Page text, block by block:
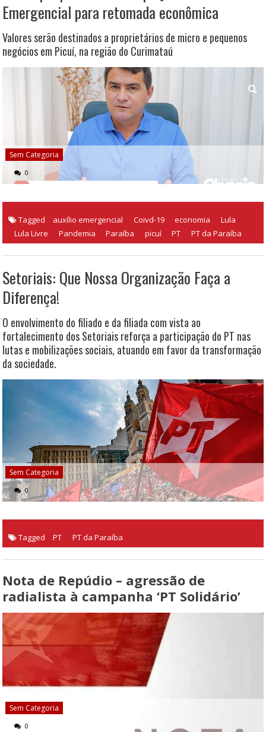
Emergencial para retomada econômica
Valores serão destinados a proprietários de micro e pequenos
negócios em Picuí, na região do Curimataú
Sem Categoria
0
Tagged auxílio emergencial Coivd-19 economia
Lula
Lula Livre
Pandemia Paraíba picuí PT PT da Paraíba
Setoriais: Que Nossa Organização Faça a
Diferença!
O envolvimento do filiado e da filiada com vista ao
fortalecimento dos Setoriais reforça a participação do PT nas
lutas e mobilizações sociais, atuando em favor da transformação
da sociedade.
Sem Categoria
0
Tagged PT PT da Paraíba
Nota de Repúdio – agressão de
radialista à campanha ‘PT Solidário’
Sem Categoria
0